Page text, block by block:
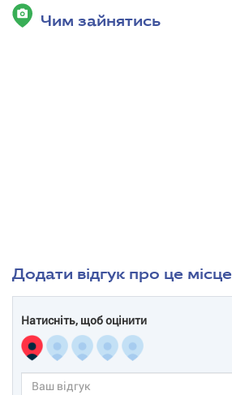
Чим зайнятись
Додати відгук про це місце
Натисніть, щоб оцінити